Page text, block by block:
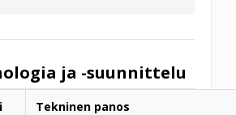
ja -suunnittelu
Tekninen panos